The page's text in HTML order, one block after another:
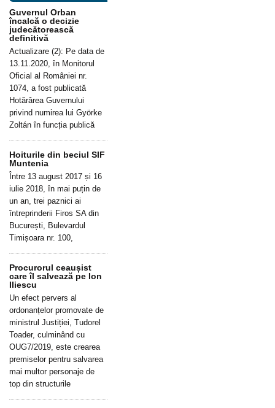
Guvernul Orban
încalcă o decizie
judecătorească
definitivă
Actualizare (2): Pe data de
13.11.2020, în Monitorul
Oficial al României nr.
1074, a fost publicată
Hotărârea Guvernului
privind numirea lui Györke
Zoltán în funcția publică
Hoiturile din beciul SIF
Muntenia
Între 13 august 2017 și 16
iulie 2018, în mai puțin de
un an, trei paznici ai
întreprinderii Firos SA din
București, Bulevardul
Timișoara nr. 100,
Procurorul ceaușist
care îl salvează pe Ion
Iliescu
Un efect pervers al
ordonanțelor promovate de
ministrul Justiției, Tudorel
Toader, culminând cu
OUG7/2019, este crearea
premiselor pentru salvarea
mai multor personaje de
top din structurile